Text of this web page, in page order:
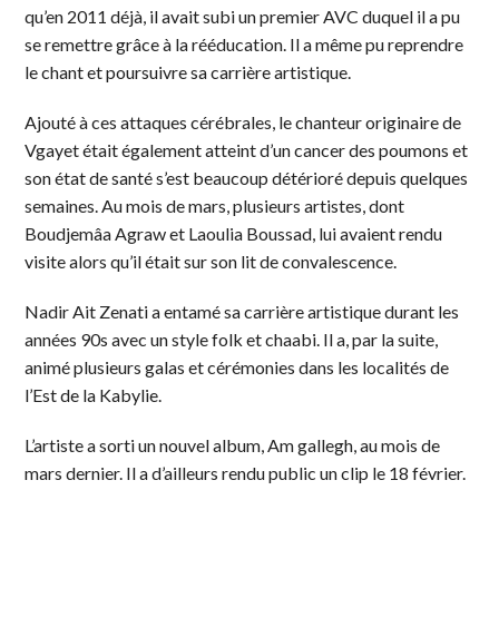
qu’en 2011 déjà, il avait subi un premier AVC duquel il a pu
se remettre grâce à la rééducation. Il a même pu reprendre
le chant et poursuivre sa carrière artistique.
Ajouté à ces attaques cérébrales, le chanteur originaire de
Vgayet était également atteint d’un cancer des poumons et
son état de santé s’est beaucoup détérioré depuis quelques
semaines. Au mois de mars, plusieurs artistes, dont
Boudjemâa Agraw et Laoulia Boussad, lui avaient rendu
visite alors qu’il était sur son lit de convalescence.
Nadir Ait Zenati a entamé sa carrière artistique durant les
années 90s avec un style folk et chaabi. Il a, par la suite,
animé plusieurs galas et cérémonies dans les localités de
l’Est de la Kabylie.
L’artiste a sorti un nouvel album, Am gallegh, au mois de
mars dernier. Il a d’ailleurs rendu public un clip le 18 février.